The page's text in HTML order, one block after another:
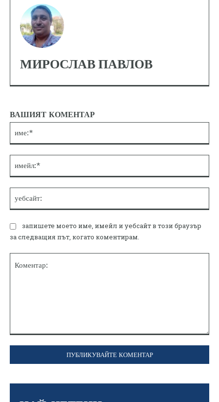
МИРОСЛАВ ПАВЛОВ
ВАШИЯТ КОМЕНТАР
запишете моето име, имейл и уебсайт в този браузър
за следващия път, когато коментирам.